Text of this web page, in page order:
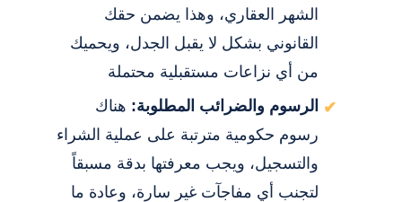
الشهر العقاري، وهذا يضمن حقك
القانوني بشكل لا يقبل الجدل، ويحميك
من أي نزاعات مستقبلية محتملة
الرسوم والضرائب المطلوبة: هناك
رسوم حكومية مترتبة على عملية الشراء
والتسجيل، ويجب معرفتها بدقة مسبقاً
لتجنب أي مفاجآت غير سارة، وعادة ما